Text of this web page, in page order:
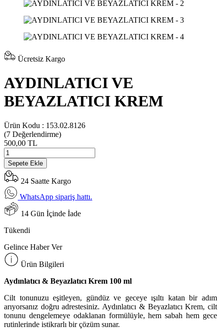
Ücretsiz Kargo
AYDINLATICI VE
BEYAZLATICI KREM
Ürün Kodu : 153.02.8126
(7 Değerlendirme)
500,00 TL
Sepete Ekle
24 Saatte Kargo
WhatsApp sipariş hattı.
14 Gün İçinde İade
Tükendi
Gelince Haber Ver
Ürün Bilgileri
Aydınlatıcı & Beyazlatıcı Krem 100 ml
Cilt tonunuzu eşitleyen, gündüz ve geceye ışıltı katan bir adım
arıyorsanız doğru adrestesiniz. Aydınlatıcı & Beyazlatıcı Krem, cilt
tonunu dengelemeye odaklanan formülüyle, hem sabah hem gece
rutinlerinde istikrarlı bir çözüm sunar.